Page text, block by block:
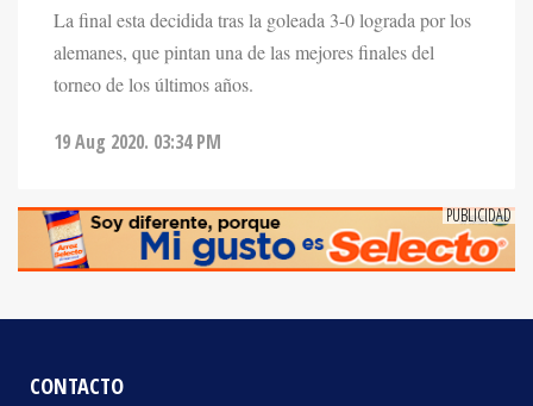
alemanes, que pintan una de las mejores finales del
torneo de los últimos años.
CONTACTO